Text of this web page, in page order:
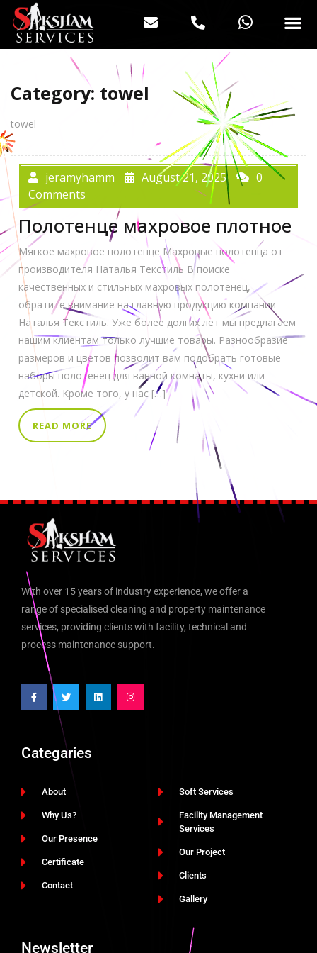
Category: towel
towel
jeramyhamm August 21, 2025
0
Comments
Полотенце махровое плотное
Мягкое махровое полотенце Махровые полотенца от
производителя Наталья Текстиль В поиске
качественных и стильных махровых полотенец,
обратите внимание на главную продукцию компании
Наталья Текстиль. Уже более долгих лет мы предлагаем
нашим клиентам только лучшие товары. Разнообразие
размеров и цветов позволит вам подобрать готовые
наборы полотенец для ванной комнаты, кухни или
детской. Кроме того, у нас […]
READ MORE
With over 15 years of industry experience, we offer a
range of specialised cleaning and property maintenance
services, providing clients with facility, technical and
process maintenance support.
Categaries
About
Why Us?
Our Presence
Certificate
Contact
Soft Services
Facility Management
Services
Our Project
Clients
Gallery
Newsletter